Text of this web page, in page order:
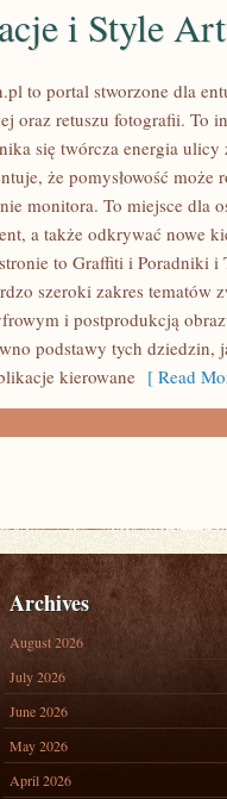
i Style
to portal stworzone dla
oraz retuszu fotografii. To
się twórcza energia
że pomysłowość
monitora. To miejsce dla
a także odkrywać nowe
to Graffiti i Poradniki i
szeroki zakres tematów
i postprodukcją
podstawy tych dziedzin,
kierowane [ Read
Archives
August 2026
July 2026
June 2026
May 2026
April 2026